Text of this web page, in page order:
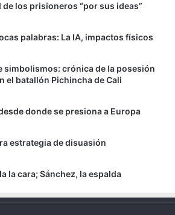
los prisioneros “por sus ideas”
palabras: La IA, impactos físicos
simbolismos: crónica de la posesión
el batallón Pichincha de Cali
donde se presiona a Europa
estrategia de disuasión
la cara; Sánchez, la espalda